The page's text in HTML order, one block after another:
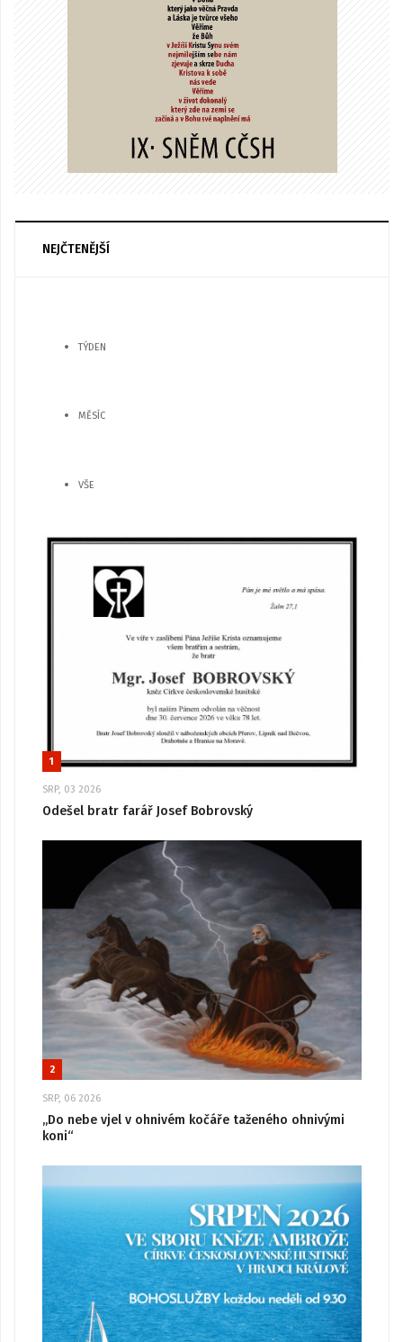
NEJČTENĚJŠÍ
TÝDEN
MĚSÍC
VŠE
1
SRP, 03 2026
Odešel bratr farář Josef Bobrovský
2
SRP, 06 2026
„Do nebe vjel v ohnivém kočáře taženého ohnivými
koni“